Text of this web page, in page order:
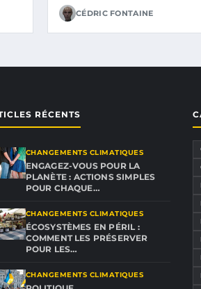
CÉDRIC FONTAINE
RÉCENTS
CHANGEMENTS CLIMATIQUES
ENGAGEZ-VOUS POUR LA
PLANÈTE : ACTIONS SIMPLES
POUR CHAQUE…
CHANGEMENTS CLIMATIQUES
ÉCOSYSTÈMES EN PÉRIL :
COMMENT LES PRÉSERVER
POUR LES…
CHANGEMENTS CLIMATIQUES